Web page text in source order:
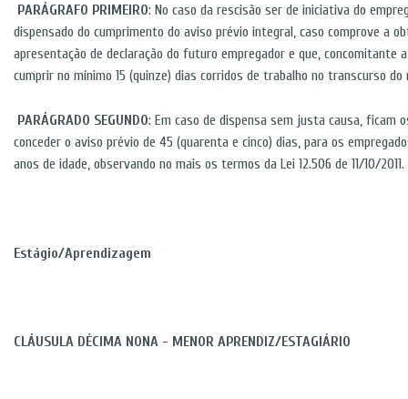
PARÁGRAFO PRIMEIRO: No caso da rescisão ser de iniciativa do
dispensado do cumprimento do aviso prévio integral, caso comprove a
apresentação de declaração do futuro empregador e que, concomitante
cumprir no mínimo 15 (quinze) dias corridos de trabalho no transcurso
PARÁGRADO SEGUNDO: Em caso de dispensa sem justa causa, ficam
conceder o aviso prévio de 45 (quarenta e cinco) dias, para os
anos de idade, observando no mais os termos da Lei 12.506 de 11/10/2011.
Estágio/Aprendizagem
CLÁUSULA DÉCIMA NONA - MENOR APRENDIZ/ESTAGIÁRIO